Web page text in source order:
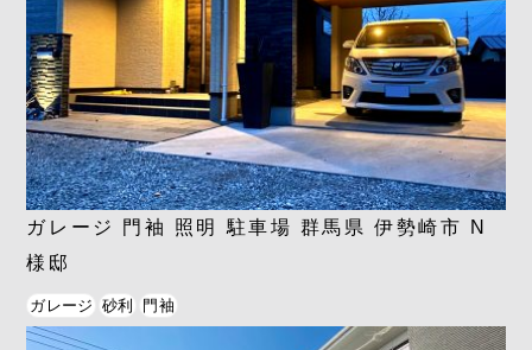
ガレージ 門袖 照明 駐車場 群馬県 伊勢崎市 N
様邸
ガレージ 砂利 門袖